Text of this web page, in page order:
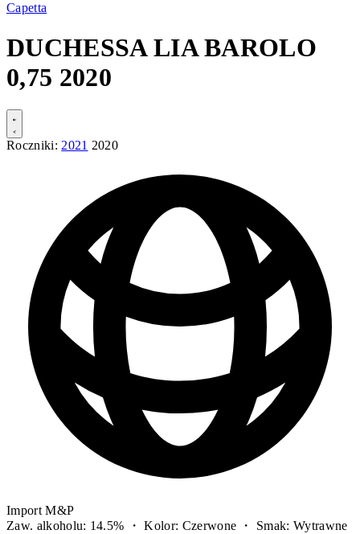
Capetta
DUCHESSA LIA BAROLO
0,75 2020
Roczniki: 2021 2020
Import M&P
Zaw. alkoholu: 14.5% ・ Kolor: Czerwone ・ Smak: Wytrawne